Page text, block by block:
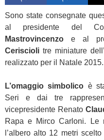
Sono state consegnate
al presidente del
Mastrovincenzo e al
Ceriscioli tre miniature
realizzato per il Natale 2015.
L’omaggio simbolico è
Seri e dai tre
vicepresidente Renato
Rapa e Mirco Carloni. Le
l’albero alto 12 metri